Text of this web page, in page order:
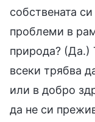
собствената
проблеми в
природа? (Да.)
всеки трябва
или в добро
да не си